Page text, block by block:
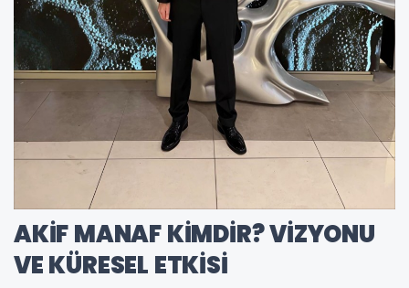
AKİF MANAF KİMDİR? VİZYONU
VE KÜRESEL ETKİSİ